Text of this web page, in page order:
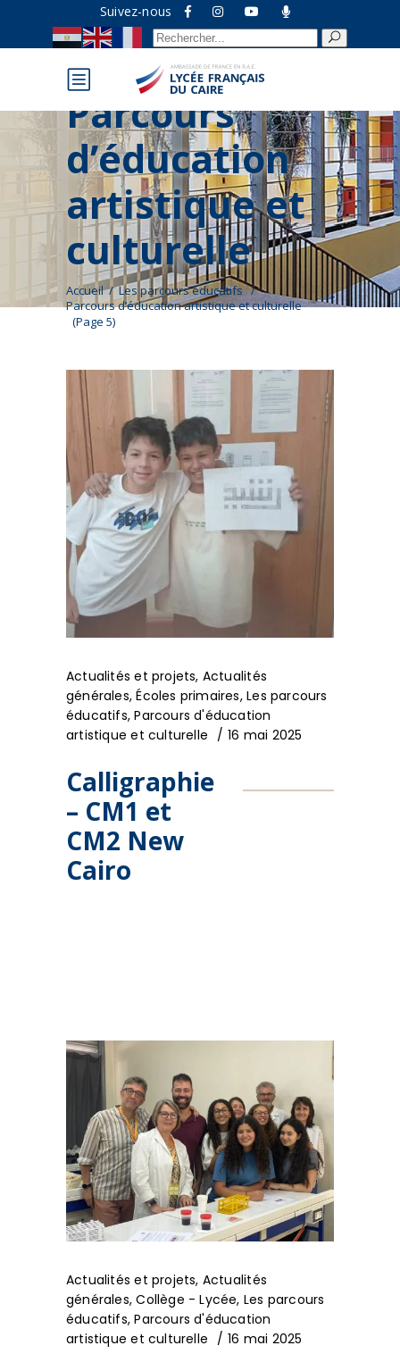
Suivez-nous
Recherche
pour :
Parcours
d’éducation
artistique et
culturelle
Accueil/Les parcours éducatifs/
Parcours d’éducation artistique et culturelle
(Page 5)
Actualités et projets, Actualités
générales,Écoles primaires,Les parcours
éducatifs,Parcours d'éducation
artistique et culturelle
16 mai 2025
Calligraphie
– CM1 et
CM2 New
Cairo
Actualités et projets, Actualités
générales,Collège - Lycée, Les parcours
éducatifs,Parcours d'éducation
artistique et culturelle
16 mai 2025